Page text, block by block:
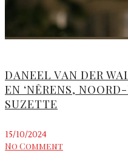
DANEEL VAN DER
EN ‘NÊRENS,
SUZETTE
15/10/2024
No Comment